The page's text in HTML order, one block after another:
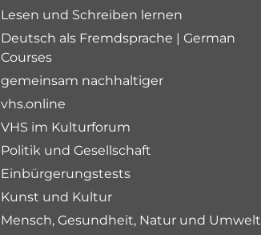
Lesen und Schreiben lernen
Deutsch als Fremdsprache | German
Courses
gemeinsam nachhaltiger
vhs.online
VHS im Kulturforum
Politik und Gesellschaft
Einbürgerungstests
Kunst und Kultur
Mensch, Gesundheit, Natur und Umwelt